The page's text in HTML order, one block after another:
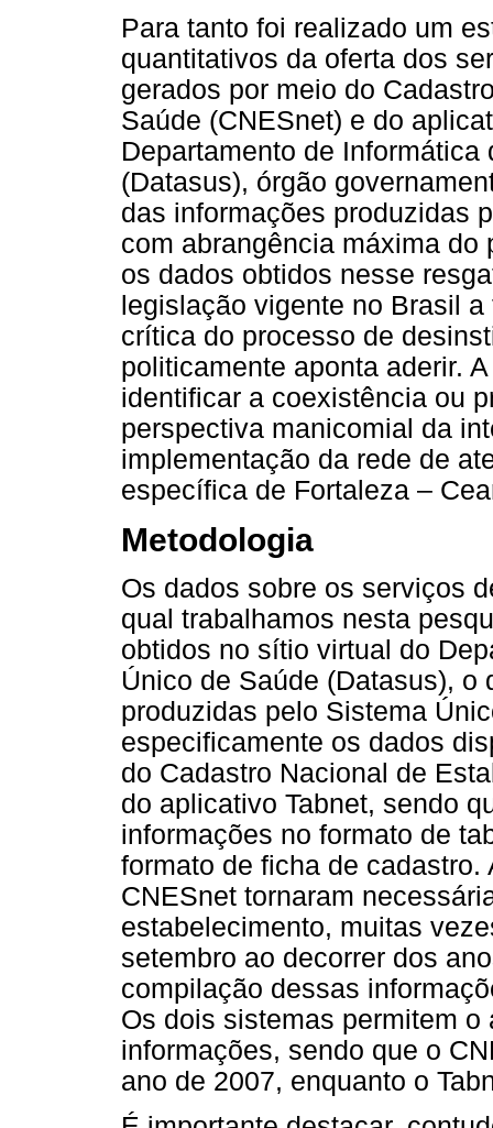
Para tanto foi realizado um
quantitativos da oferta dos
gerados por meio do
Saúde (CNESnet) e do
Departamento de
(Datasus), órgão
das informações produzidas
com abrangência máxima do
os dados obtidos nesse
legislação vigente no Brasil
crítica do processo de
politicamente aponta aderir.
identificar a coexistência ou
perspectiva manicomial da
implementação da rede de
específica de Fortaleza –
Metodologia
Os dados sobre os serviços
qual trabalhamos nesta
obtidos no sítio virtual do
Único de Saúde (Datasus),
produzidas pelo Sistema
especificamente os dados
do Cadastro Nacional de
do aplicativo Tabnet, sendo
informações no formato de
formato de ficha de
CNESnet tornaram
estabelecimento, muitas
setembro ao decorrer dos
compilação dessas
Os dois sistemas permitem
informações, sendo que o
ano de 2007, enquanto o